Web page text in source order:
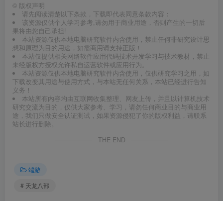
© 版权声明
请先阅读清楚以下条款，下载即代表同意条款内容：
该资源仅供个人学习参考,请勿用于商业用途，否则产生的一切后
果将由您自己承担!
本站资源仅供本地电脑研究软件内含使用，禁止任何非研究设计思
想和原理为目的用途，如需商用请支持正版！
本站仅提供相关网络软件应用代码技术开发学习与技术教材，禁止
未经版权方授权允许私自运营软件或应用行为。
本站资源仅供本地电脑研究软件内含使用，仅供研究学习之用，如
下载改变其用途与使用方式，与本站无任何关系，本站已经进行告知
义务！
本站所有内容均由互联网收集整理、网友上传，并且以计算机技术
研究交流为目的，仅供大家参考、学习，请勿任何商业目的与商业用
途，我们只做安全认证测试，如果资源侵犯了你的版权利益，请联系
站长进行删除。
THE END
端游
# 天龙八部